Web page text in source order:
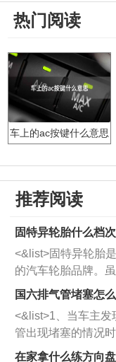
热门阅读
车上的ac按键什么意思
推荐阅读
固特异轮胎什么档次
<&list>固特异轮胎
的汽车轮胎品牌。
牌，但是中高低端
也是为了更好的开拓
国六排气管堵塞怎
<&list>1、当车主发
管出现堵塞的情况
者是细棍，直接将
在家拿什么练方向盘